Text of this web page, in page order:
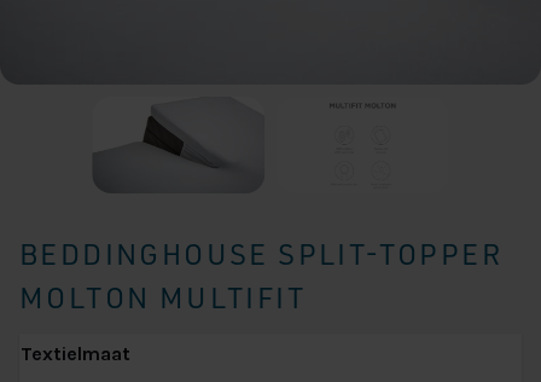
BEDDINGHOUSE SPLIT-TOPPER
MOLTON MULTIFIT
Textielmaat